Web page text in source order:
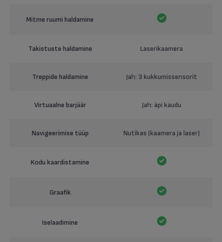
Mitme ruumi haldamine
Takistuste haldamine Laserikaamera
Treppide haldamine Jah: 3 kukkumissensorit
Virtuaalne barjäär Jah: äpi kaudu
Navigeerimise tüüp Nutikas (kaamera ja laser)
Kodu kaardistamine
Graafik
Iselaadimine